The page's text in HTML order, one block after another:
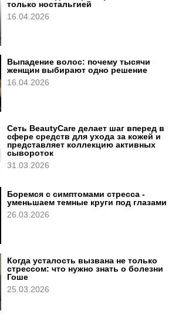
только ностальгией
16.04.2026
Выпадение волос: почему тысячи
женщин выбирают одно решение
16.04.2026
Сеть BeautyCare делает шаг вперед в
сфере средств для ухода за кожей и
представляет коллекцию активных
сывороток
31.03.2026
Боремся с симптомами стресса -
уменьшаем темные круги под глазами
26.03.2026
Когда усталость вызвана не только
стрессом: что нужно знать о болезни
Гоше
25.03.2026